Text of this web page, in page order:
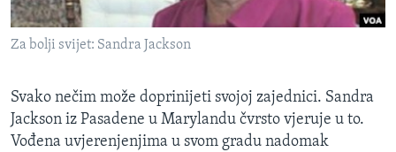
MAGAZIN
O GLASU AMERIKE
Learning English
PRATITE NAS
Za bolji svijet: Sandra Jackson
Svako nečim može doprinijeti svojoj zajednici. Sandra
Jackson iz Pasadene u Marylandu čvrsto vjeruje u to.
Vođena uvjerenjenjima u svom gradu nadomak